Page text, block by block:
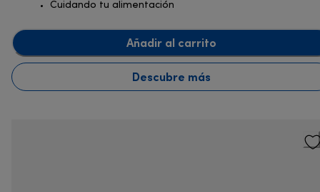
Cuidando tu alimentación
Añadir al carrito
Descubre más